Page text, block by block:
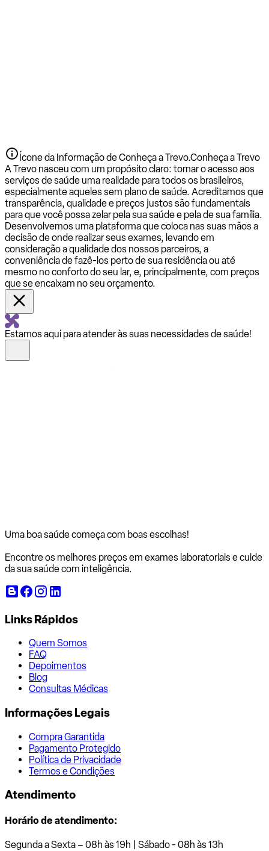
Ícone da Informação de Conheça a Trevo.Conheça a Trevo
A Trevo nasceu com um propósito claro: tornar o acesso aos
serviços de saúde uma realidade para todos os brasileiros,
especialmente aqueles sem plano de saúde. Acreditamos que
transparência, qualidade e preços justos são fundamentais
para que você possa zelar pela sua saúde e pela de sua família.
Desenvolvemos uma plataforma que coloca nas suas mãos a
decisão de onde realizar seus exames, levando em
consideração a qualidade dos nossos parceiros, a
conveniência de fazê-los perto de sua residência ou até
mesmo no conforto do seu lar, e, principalmente, com preços
que se encaixam no seu orçamento.
Estamos aqui para atender às suas necessidades de saúde!
Uma boa saúde começa com boas escolhas!
Encontre os melhores preços em exames laboratoriais e cuide
da sua saúde com inteligência.
Links Rápidos
Quem Somos
FAQ
Depoimentos
Blog
Consultas Médicas
Informações Legais
Compra Garantida
Pagamento Protegido
Política de Privacidade
Termos e Condições
Atendimento
Horário de atendimento:
Segunda a Sexta – 08h às 19h | Sábado - 08h às 13h